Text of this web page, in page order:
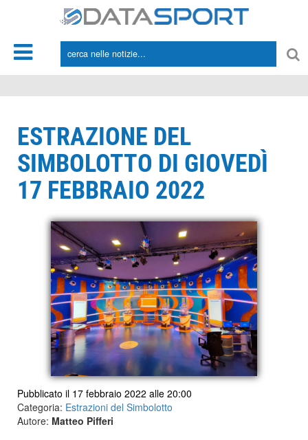
ESTRAZIONE DEL
SIMBOLOTTO DI GIOVEDÌ
17 FEBBRAIO 2022
Pubblicato il 17 febbraio 2022 alle 20:00
Categoria: Estrazioni del Simbolotto
Autore: Matteo Pifferi